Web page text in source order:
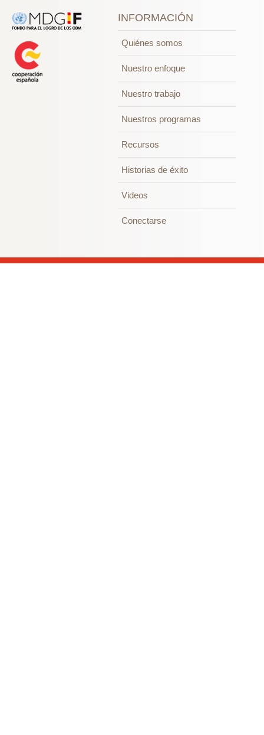
INFORMACIÓN
Quiénes somos
Nuestro enfoque
Nuestro trabajo
Nuestros programas
Recursos
Historias de éxito
Videos
Conectarse